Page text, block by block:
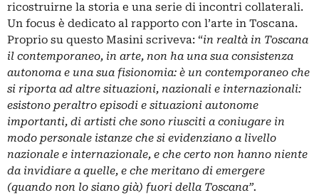
ricostruirne la storia e una serie di incontri collaterali.
Un focus è dedicato al rapporto con l’arte in Toscana.
Proprio su questo Masini scriveva: “in realtà in Toscana
il contemporaneo, in arte, non ha una sua consistenza
autonoma e una sua fisionomia: è un contemporaneo che
si riporta ad altre situazioni, nazionali e internazionali:
esistono peraltro episodi e situazioni autonome
importanti, di artisti che sono riusciti a coniugare in
modo personale istanze che si evidenziano a livello
nazionale e internazionale, e che certo non hanno niente
da invidiare a quelle, e che meritano di emergere
(quando non lo siano già) fuori della Toscana”.